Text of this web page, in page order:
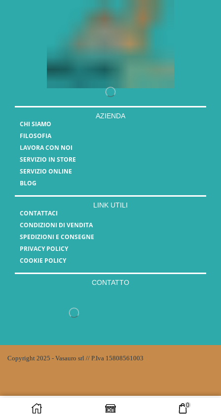
AZIENDA
CHI SIAMO
FILOSOFIA
LAVORA CON NOI
SERVIZIO IN STORE
SERVIZIO ONLINE
BLOG
LINK UTILI
CONTATTACI
CONDIZIONI DI VENDITA
SPEDIZIONI E CONSEGNE
PRIVACY POLICY
COOKIE POLICY
CONTATTO
Copyright 2025 - Vasauro srl // P.Iva 15808561003
ACQUISTA ORA
0